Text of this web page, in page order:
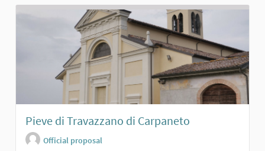
Pieve di Travazzano di Carpaneto
Official proposal